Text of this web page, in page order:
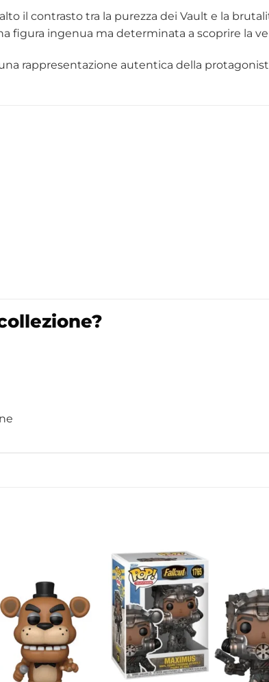
il contrasto tra la purezza dei Vault e la
ingenua ma determinata a scoprire la
rappresentazione autentica della